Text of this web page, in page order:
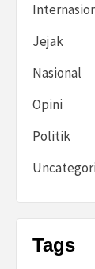
Jejak
Nasional
Opini
Politik
Tags